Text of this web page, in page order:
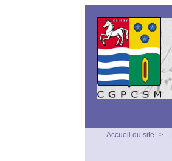
Accueil du site >